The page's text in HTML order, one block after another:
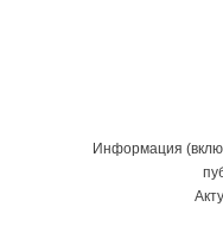
Информация